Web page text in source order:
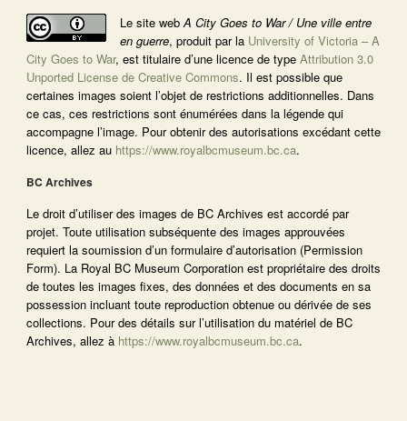
Le site webA City Goes to War / Une ville entre
en guerre, produit par la University of Victoria – A
City Goes to War, est titulaire d’une licence de type Attribution 3.0
Unported License de Creative Commons. Il est possible que
certaines images soient l’objet de restrictions additionnelles. Dans
ce cas, ces restrictions sont énumérées dans la légende qui
accompagne l’image. Pour obtenir des autorisations excédant cette
licence, allez au https://www.royalbcmuseum.bc.ca.
BC Archives
Le droit d’utiliser des images de BC Archives est accordé par
projet. Toute utilisation subséquente des images approuvées
requiert la soumission d’un formulaire d’autorisation (Permission
Form). La Royal BC Museum Corporation est propriétaire des droits
de toutes les images fixes, des données et des documents en sa
possession incluant toute reproduction obtenue ou dérivée de ses
collections. Pour des détails sur l’utilisation du matériel de BC
Archives, allez à https://www.royalbcmuseum.bc.ca.